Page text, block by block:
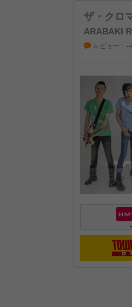
ザ・クロ
ARABAKI
レビュー：--